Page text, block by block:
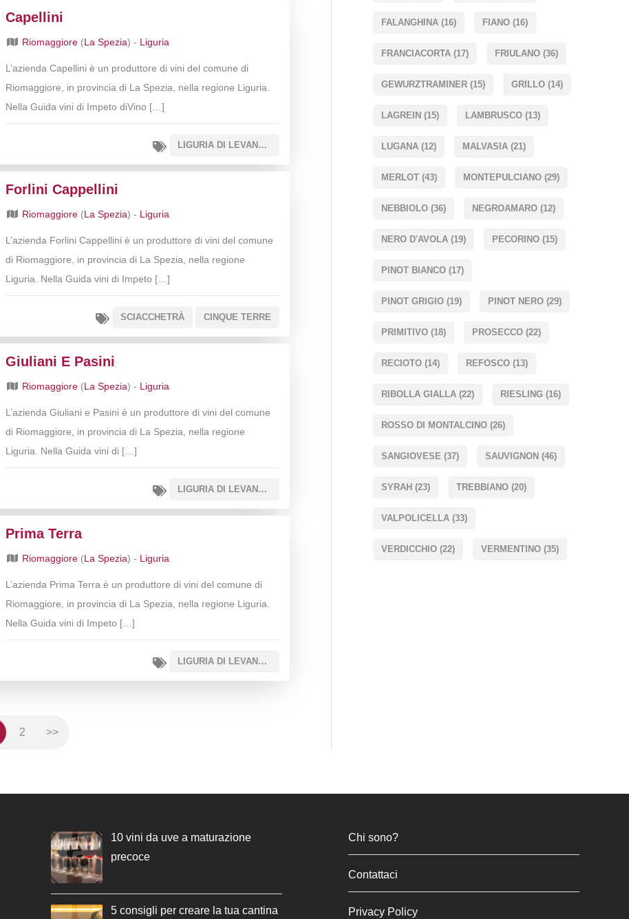
Capellini
Riomaggiore (La Spezia) - Liguria
L’azienda Capellini è un produttore di vini del comune di
Riomaggiore, in provincia di La Spezia, nella regione Liguria.
Nella Guida vini di Impeto diVino […]
LIGURIA DI LEVANTE IGT
Forlini Cappellini
Riomaggiore (La Spezia) - Liguria
L’azienda Forlini Cappellini è un produttore di vini del comune
di Riomaggiore, in provincia di La Spezia, nella regione
Liguria. Nella Guida vini di Impeto […]
SCIACCHETRÀ CINQUE TERRE
Giuliani E Pasini
Riomaggiore (La Spezia) - Liguria
L’azienda Giuliani e Pasini è un produttore di vini del comune
di Riomaggiore, in provincia di La Spezia, nella regione
Liguria. Nella Guida vini di […]
LIGURIA DI LEVANTE IGT
Prima Terra
Riomaggiore (La Spezia) - Liguria
L’azienda Prima Terra è un produttore di vini del comune di
Riomaggiore, in provincia di La Spezia, nella regione Liguria.
Nella Guida vini di Impeto […]
LIGURIA DI LEVANTE IGT
2 >>
FALANGHINA (16) FIANO (16)
FRANCIACORTA (17) FRIULANO (36)
GEWURZTRAMINER (15) GRILLO (14)
LAGREIN (15) LAMBRUSCO (13)
LUGANA (12) MALVASIA (21)
MERLOT (43) MONTEPULCIANO (29)
NEBBIOLO (36) NEGROAMARO (12)
NERO D'AVOLA (19) PECORINO (15)
PINOT BIANCO (17)
PINOT GRIGIO (19) PINOT NERO (29)
PRIMITIVO (18) PROSECCO (22)
RECIOTO (14) REFOSCO (13)
RIBOLLA GIALLA (22) RIESLING (16)
ROSSO DI MONTALCINO (26)
SANGIOVESE (37) SAUVIGNON (46)
SYRAH (23) TREBBIANO (20)
VALPOLICELLA (33)
VERDICCHIO (22) VERMENTINO (35)
10 vini da uve a maturazione
precoce
5 consigli per creare la tua cantina
Chi sono?
Contattaci
Privacy Policy